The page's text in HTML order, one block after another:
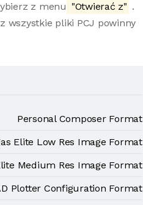
z menu "Otwierać z" .
wszystkie pliki PCJ powinny
Personal Composer Format
Elite Low Res Image Format
Medium Res Image Format
Plotter Configuration Format